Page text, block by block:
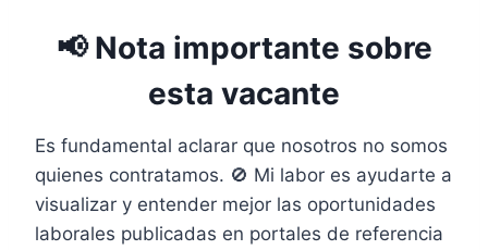
📢 Nota importante sobre
esta vacante
Es fundamental aclarar que nosotros no somos
quienes contratamos. 🚫 Mi labor es ayudarte a
visualizar y entender mejor las oportunidades
laborales publicadas en portales de referencia